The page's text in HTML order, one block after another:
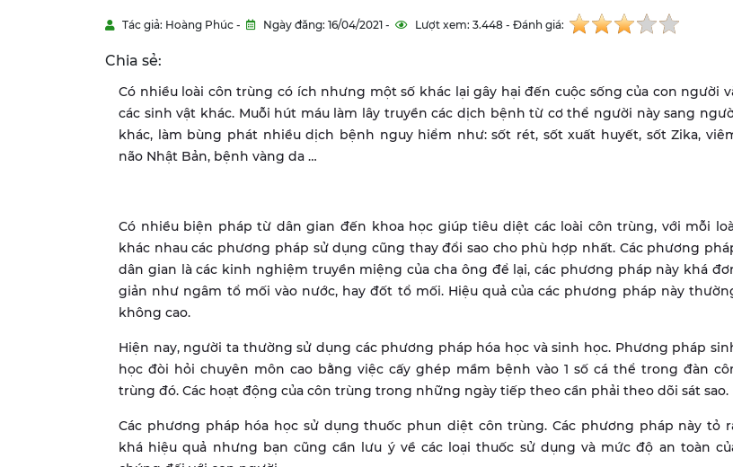
Tác giả: Hoàng Phúc - Ngày đăng: 16/04/2021 - Lượt xem: 3.448 - Đánh giá:
Chia sẻ:
Có nhiều loài côn trùng có ích nhưng một số khác lại gây hại đến cuộc sống của con người
các sinh vật khác. Muỗi hút máu làm lây truyền các dịch bệnh từ cơ thể người này sang
khác, làm bùng phát nhiều dịch bệnh nguy hiểm như: sốt rét, sốt xuất huyết, sốt Zika,
não Nhật Bản, bệnh vàng da …
Có nhiều biện pháp từ dân gian đến khoa học giúp tiêu diệt các loài côn trùng, với mỗi
khác nhau các phương pháp sử dụng cũng thay đổi sao cho phù hợp nhất. Các phương
dân gian là các kinh nghiệm truyền miệng của cha ông để lại, các phương pháp này khá
giản như ngâm tổ mối vào nước, hay đốt tổ mối. Hiệu quả của các phương pháp này
không cao.
Hiện nay, người ta thường sử dụng các phương pháp hóa học và sinh học. Phương pháp
học đòi hỏi chuyên môn cao bằng việc cấy ghép mầm bệnh vào 1 số cá thể trong đàn
trùng đó. Các hoạt động của côn trùng trong những ngày tiếp theo cần phải theo dõi sát sao.
Các phương pháp hóa học sử dụng thuốc phun diệt côn trùng. Các phương pháp này tỏ
khá hiệu quả nhưng bạn cũng cần lưu ý về các loại thuốc sử dụng và mức độ an toàn